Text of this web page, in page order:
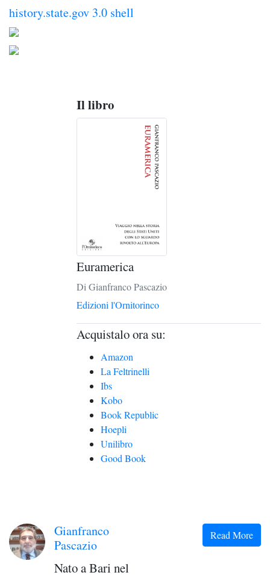
history.state.gov 3.0 shell
Il libro
Euramerica
Di Gianfranco Pascazio
Edizioni l'Ornitorinco
Acquistalo ora su:
Amazon
La Feltrinelli
Ibs
Kobo
Book Republic
Hoepli
Unilibro
Good Book
Gianfranco
Pascazio
Nato a Bari nel
Read More